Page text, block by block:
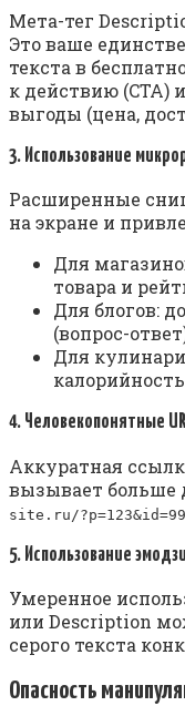
Мета-тег
Это ваше
текста в
к действию (CTA)
выгоды (цена,
3. Использование
Расширенные
на экране и
Для
товара и
Для блогов:
(вопрос-
Для
4. Человекопонятные
Аккуратная
вызывает больше
site.ru/?p=123&id=99
5. Использование
Умеренное
или Description
серого текста
Опасность